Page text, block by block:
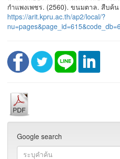
กำแพงเพชร. (2560). ขนมตาล. สืบค้
https://arit.kpru.ac.th/ap2/local/?
Google search